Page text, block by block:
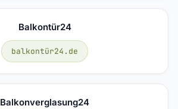
Balkontür24
balkontür24.de
Balkonverglasung24